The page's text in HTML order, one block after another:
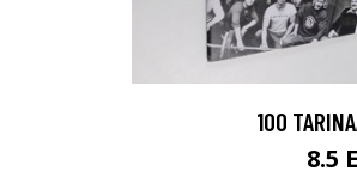
100
8.5